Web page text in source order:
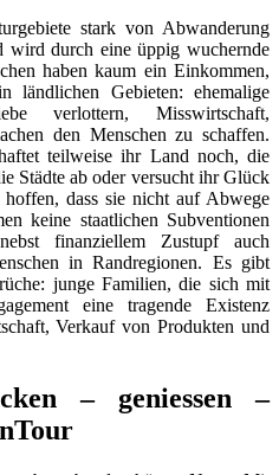
stark von Abwanderung
wird durch eine üppig wuchernde
haben kaum ein Einkommen,
ländlichen Gebieten: ehemalige
verlottern, Misswirtschaft,
den Menschen zu schaffen.
teilweise ihr Land noch, die
Städte ab oder versucht ihr Glück
dass sie nicht auf Abwege
keine staatlichen Subventionen
finanziellem Zustupf auch
in Randregionen. Es gibt
junge Familien, die sich mit
eine tragende Existenz
Verkauf von Produkten und
– geniessen –